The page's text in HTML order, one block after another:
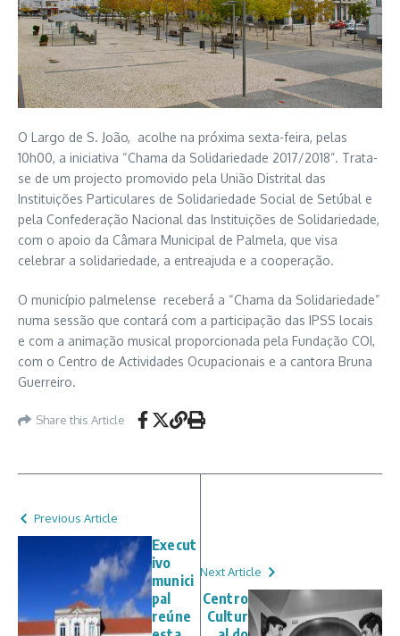
O Largo de S. João, acolhe na próxima sexta-feira, pelas
10h00, a iniciativa “Chama da Solidariedade 2017/2018”. Trata-
se de um projecto promovido pela União Distrital das
Instituições Particulares de Solidariedade Social de Setúbal e
pela Confederação Nacional das Instituições de Solidariedade,
com o apoio da Câmara Municipal de Palmela, que visa
celebrar a solidariedade, a entreajuda e a cooperação.
O município palmelense receberá a “Chama da Solidariedade”
numa sessão que contará com a participação das IPSS locais
e com a animação musical proporcionada pela Fundação COI,
com o Centro de Actividades Ocupacionais e a cantora Bruna
Guerreiro.
Share this Article
Previous Article
Execut
ivo
munici
pal
reúne
Next Article
Centro
Cultur